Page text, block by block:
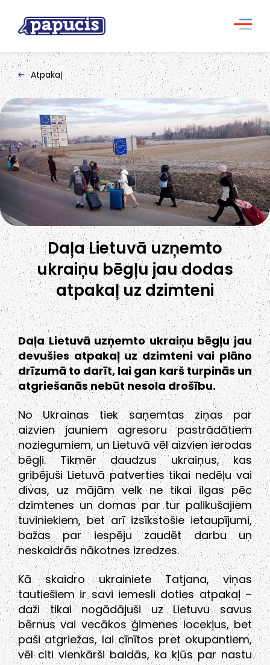
Atpakaļ
Daļa Lietuvā uzņemto
ukraiņu bēgļu jau dodas
atpakaļ uz dzimteni
Daļa Lietuvā uzņemto ukraiņu bēgļu jau
devušies atpakaļ uz dzimteni vai plāno
drīzumā to darīt, lai gan karš turpinās un
atgriešanās nebūt nesola drošību.
No Ukrainas tiek saņemtas ziņas par
aizvien jauniem agresoru pastrādātiem
noziegumiem, un Lietuvā vēl aizvien ierodas
bēgļi. Tikmēr daudzus ukraiņus, kas
gribējuši Lietuvā patverties tikai nedēļu vai
divas, uz mājām velk ne tikai ilgas pēc
dzimtenes un domas par tur palikušajiem
tuviniekiem, bet arī izsīkstošie ietaupījumi,
bažas par iespēju zaudēt darbu un
neskaidrās nākotnes izredzes.
Kā skaidro ukrainiete Tatjana, viņas
tautiešiem ir savi iemesli doties atpakaļ –
daži tikai nogādājuši uz Lietuvu savus
bērnus vai vecākos ģimenes locekļus, bet
paši atgriežas, lai cīnītos pret okupantiem,
vēl citi vienkārši baidās, ka kļūs par nastu